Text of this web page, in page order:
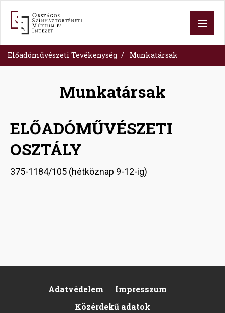
tartalomra
Előadóművészeti Tevékenység Munkatársak
Munkatársak
ELŐADÓMŰVÉSZETI
OSZTÁLY
375-1184/105 (hétköznap 9-12-ig)
Footer
Adatvédelem
Impresszum
Közérdekű adatok